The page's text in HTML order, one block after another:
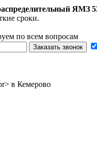
ЯМЗ
сроки.
по всем вопросам
Заказать звонок